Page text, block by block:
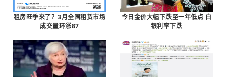
租房旺季来了？3月全国租赁市场
成交量环涨87
今日金价大幅下跌至一年低点 白
银利率下跌